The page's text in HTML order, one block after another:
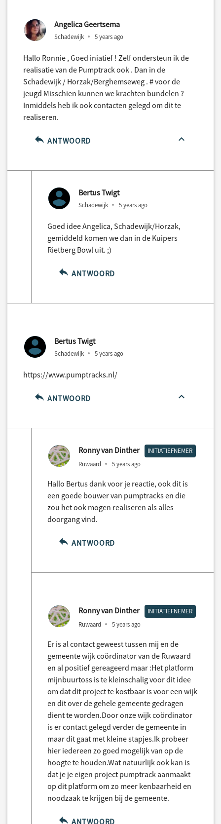
Angelica Geertsema
Schadewijk 5 years ago
Hallo Ronnie , Goed iniatief ! Zelf ondersteun ik de
realisatie van de Pumptrack ook . Dan in de
Schadewijk / Horzak/Berghemseweg . # voor de
jeugd Misschien kunnen we krachten bundelen ?
Inmiddels heb ik ook contacten gelegd om dit te
realiseren.
ANTWOORD
Bertus Twigt
Schadewijk 5 years ago
Goed idee Angelica, Schadewijk/Horzak,
gemiddeld komen we dan in de Kuipers
Rietberg Bowl uit. ;)
ANTWOORD
Bertus Twigt
Schadewijk 5 years ago
https://www.pumptracks.nl/
ANTWOORD
Ronny van Dinther INITIATIEFNEMER
Ruwaard 5 years ago
Hallo Bertus dank voor je reactie, ook dit is
een goede bouwer van pumptracks en die
zou het ook mogen realiseren als alles
doorgang vind.
ANTWOORD
Ronny van Dinther INITIATIEFNEMER
Ruwaard 5 years ago
Er is al contact geweest tussen mij en de
gemeente wijk coördinator van de Ruwaard
en al positief gereageerd maar :Het platform
mijnbuurtoss is te kleinschalig voor dit idee
om dat dit project te kostbaar is voor een wijk
en dit over de gehele gemeente gedragen
dient te worden.Door onze wijk coördinator
is er contact gelegd verder de gemeente in
maar dit gaat met kleine stapjes.Ik probeer
hier iedereen zo goed mogelijk van op de
hoogte te houden.Wat natuurlijk ook kan is
dat je je eigen project pumptrack aanmaakt
op dit platform om zo meer kenbaarheid en
noodzaak te krijgen bij de gemeente.
ANTWOORD